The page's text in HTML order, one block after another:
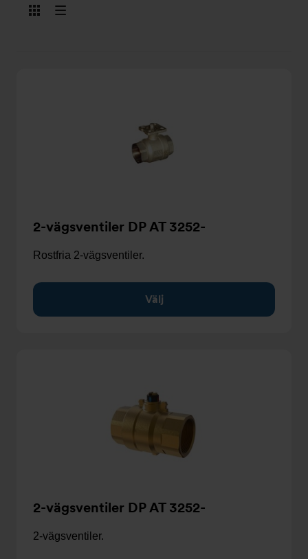
Visa
Visa
2-vägsventiler DP AT 3252-
Rostfria 2-vägsventiler.
Välj
2-vägsventiler DP AT 3252-
2-vägsventiler.